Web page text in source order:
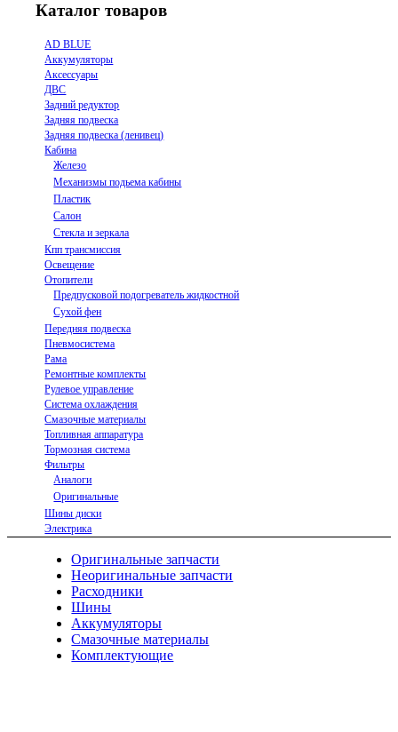
Каталог товаров
AD BLUE
Аккумуляторы
Аксессуары
ДВС
Задний редуктор
Задняя подвеска
Задняя подвеска (ленивец)
Кабина
Железо
Механизмы подьема кабины
Пластик
Салон
Стекла и зеркала
Кпп трансмиссия
Освещение
Отопители
Предпусковой подогреватель жидкостной
Сухой фен
Передняя подвеска
Пневмосистема
Рама
Ремонтные комплекты
Рулевое управление
Система охлаждения
Смазочные материалы
Топливная аппаратура
Тормозная система
Фильтры
Аналоги
Оригинальные
Шины диски
Электрика
Оригинальные запчасти
Неоригинальные запчасти
Расходники
Шины
Аккумуляторы
Смазочные материалы
Комплектующие